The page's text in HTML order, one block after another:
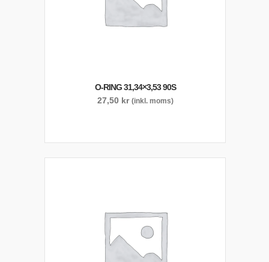
O-RING 31,34×3,53 90S
27,50 kr (inkl. moms)